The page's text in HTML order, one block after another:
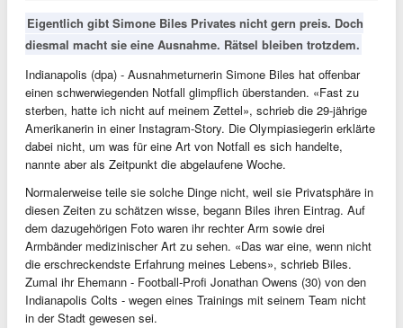
Eigentlich gibt Simone Biles Privates nicht gern preis. Doch
diesmal macht sie eine Ausnahme. Rätsel bleiben trotzdem.
Indianapolis (dpa) - Ausnahmeturnerin Simone Biles hat offenbar
einen schwerwiegenden Notfall glimpflich überstanden. «Fast zu
sterben, hatte ich nicht auf meinem Zettel», schrieb die 29-jährige
Amerikanerin in einer Instagram-Story. Die Olympiasiegerin erklärte
dabei nicht, um was für eine Art von Notfall es sich handelte,
nannte aber als Zeitpunkt die abgelaufene Woche.
Normalerweise teile sie solche Dinge nicht, weil sie Privatsphäre in
diesen Zeiten zu schätzen wisse, begann Biles ihren Eintrag. Auf
dem dazugehörigen Foto waren ihr rechter Arm sowie drei
Armbänder medizinischer Art zu sehen. «Das war eine, wenn nicht
die erschreckendste Erfahrung meines Lebens», schrieb Biles.
Zumal ihr Ehemann - Football-Profi Jonathan Owens (30) von den
Indianapolis Colts - wegen eines Trainings mit seinem Team nicht
in der Stadt gewesen sei.